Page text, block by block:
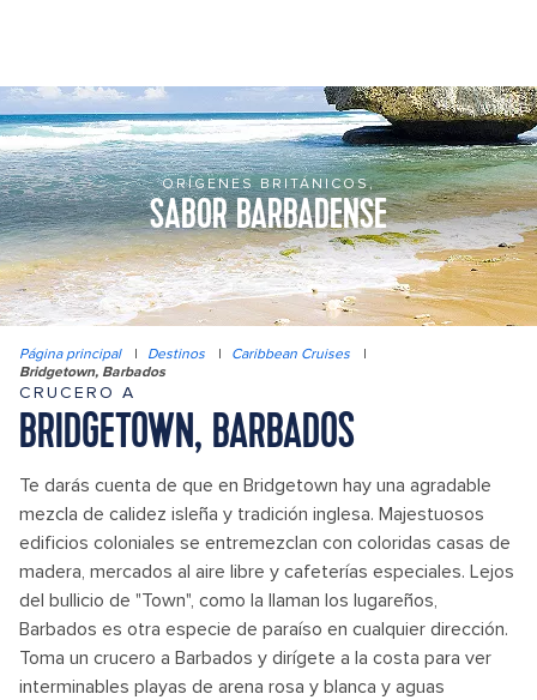
ORÍGENES BRITÁNICOS,
SABOR BARBADENSE
Página principal | Destinos | Caribbean Cruises
|
Bridgetown, Barbados
CRUCERO A
BRIDGETOWN, BARBADOS
Te darás cuenta de que en Bridgetown hay una agradable
mezcla de calidez isleña y tradición inglesa. Majestuosos
edificios coloniales se entremezclan con coloridas casas de
madera, mercados al aire libre y cafeterías especiales. Lejos
del bullicio de "Town", como la llaman los lugareños,
Barbados es otra especie de paraíso en cualquier dirección.
Toma un crucero a Barbados y dirígete a la costa para ver
interminables playas de arena rosa y blanca y aguas